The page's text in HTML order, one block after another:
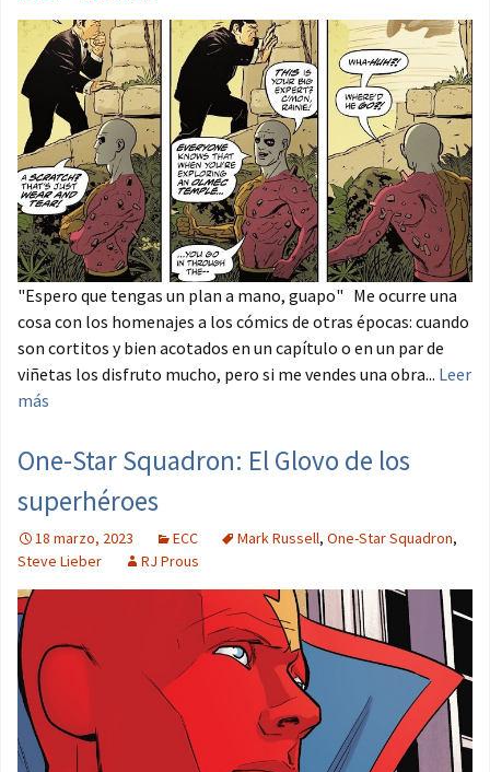
"Espero que tengas un plan a mano, guapo" Me ocurre una
cosa con los homenajes a los cómics de otras épocas: cuando
son cortitos y bien acotados en un capítulo o en un par de
viñetas los disfruto mucho, pero si me vendes una obra... Leer
más
One-Star Squadron: El Glovo de los
superhéroes
18 marzo, 2023 ECC Mark Russell, One-Star Squadron,
Steve Lieber
RJ Prous